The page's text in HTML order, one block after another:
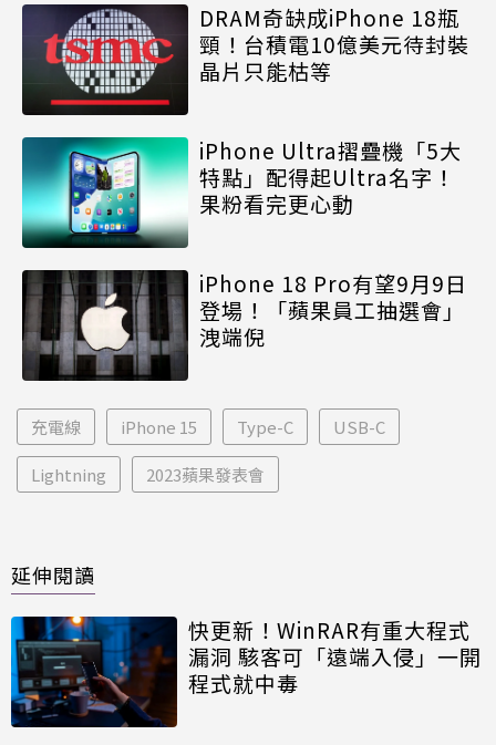
DRAM奇缺成iPhone 18瓶
頸！台積電10億美元待封裝
晶片只能枯等
iPhone Ultra摺疊機「5大
特點」配得起Ultra名字！
果粉看完更心動
iPhone 18 Pro有望9月9日
登場！「蘋果員工抽選會」
洩端倪
充電線 iPhone 15 Type-C USB-C
Lightning 2023蘋果發表會
延伸閱讀
快更新！WinRAR有重大程式
漏洞 駭客可「遠端入侵」一開
程式就中毒